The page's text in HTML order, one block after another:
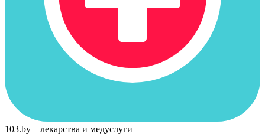
103.by – лекарства и медуслуги